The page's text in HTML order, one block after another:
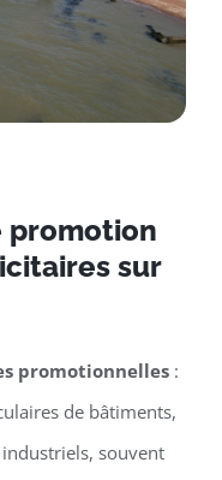
promotion
sur
promotionnelles:
de bâtiments,
souvent